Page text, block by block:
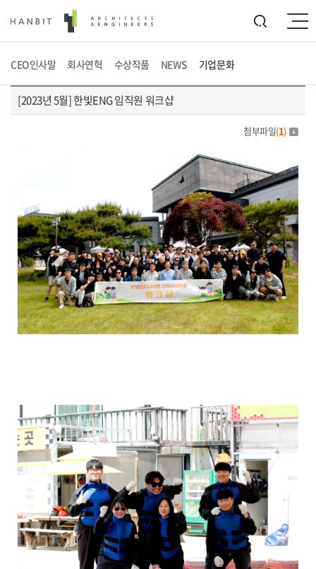
CEO인사말 회사연혁 수상작품 NEWS 기업문화
[2023년 5월] 한빛ENG 임직원 워크샵
첨부파일(1)